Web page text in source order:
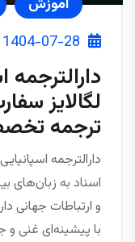
1404-07-28
لگالایز
ترجمه
دارالترجمه
اسناد به زبان‌های
و ارتباطات جهانی
با پیشینه‌ای غنی و